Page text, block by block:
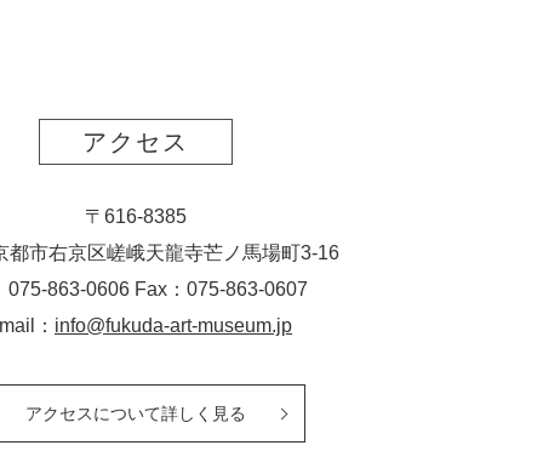
アクセス
〒616-8385
都市右京区嵯峨天龍寺芒ノ馬場町3-16
075-863-0606 Fax：075-863-0607
： info@fukuda-art-museum.jp
アクセスについて詳しく見る